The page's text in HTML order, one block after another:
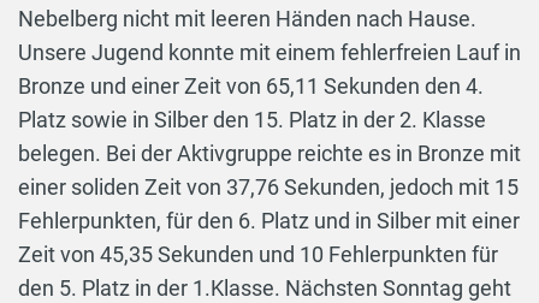
Nebelberg nicht mit leeren Händen nach Hause.
Unsere Jugend konnte mit einem fehlerfreien Lauf in
Bronze und einer Zeit von 65,11 Sekunden den 4.
Platz sowie in Silber den 15. Platz in der 2. Klasse
belegen. Bei der Aktivgruppe reichte es in Bronze mit
einer soliden Zeit von 37,76 Sekunden, jedoch mit 15
Fehlerpunkten, für den 6. Platz und in Silber mit einer
Zeit von 45,35 Sekunden und 10 Fehlerpunkten für
den 5. Platz in der 1.Klasse. Nächsten Sonntag geht